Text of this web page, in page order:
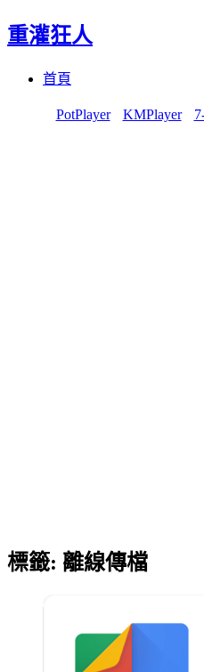
重灌狂人
首頁
PotPlayer KMPlayer
標籤: 離線傳檔